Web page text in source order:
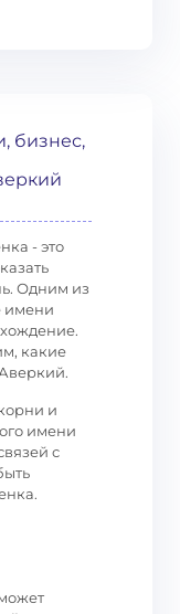
бизнес,
- это
Одним из
имени
какие
и
имени
с